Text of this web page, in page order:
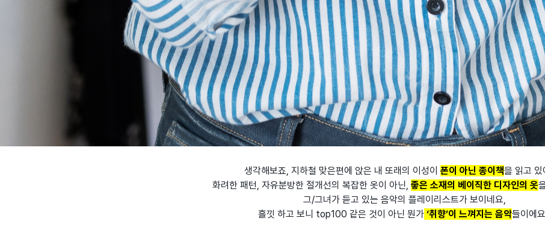
생각해보죠, 지하철 맞은편에 앉은 내 또래의 이성이 폰이 아닌 종이책을 읽고 있
화려한 패턴, 자유분방한 절개선의 복잡한 옷이 아닌, 좋은 소재의 베이직한 디자인의 옷
그/그녀가 듣고 있는 음악의 플레이리스트가 보이네요,
흘낏 하고 보니 top100 같은 것이 아닌 뭔가 ‘취향’이 느껴지는 음악들이에